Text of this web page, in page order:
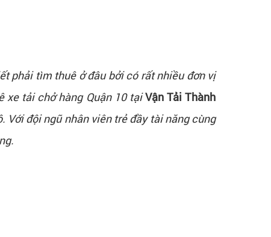
phải tìm thuê ở đâu bởi có rất nhiều đơn vị
xe tải chở hàng Quận 10 tạiVận Tải Thành
Với đội ngũ nhân viên trẻ đầy tài năng cùng